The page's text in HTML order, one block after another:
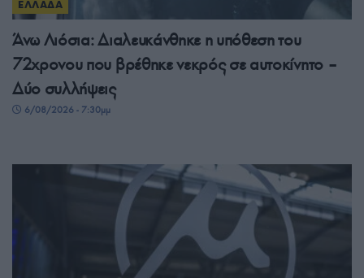
ΕΛΛΑΔΑ
Άνω Λιόσια: Διαλευκάνθηκε η υπόθεση του
72χρονου που βρέθηκε νεκρός σε αυτοκίνητο –
Δύο συλλήψεις
6/08/2026 - 7:30μμ